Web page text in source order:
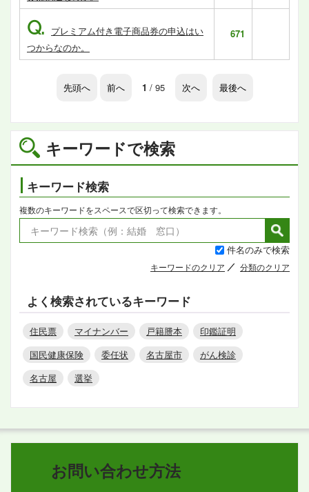
キーワードで検索
キーワード検索
複数のキーワードをスペースで区切って検索できます。
件名のみで検索
キーワードのクリア 分類のクリア
よく検索されているキーワード
住民票 マイナンバー 戸籍謄本
印鑑証明
国民健康保険
委任状 名古屋市
がん検診
名古屋
選挙
Q. プレミアム付き電子商品券の申込はい
つからなのか。
671
先頭へ 前へ 1 / 95 次へ 最後へ
お問い合わせ方法